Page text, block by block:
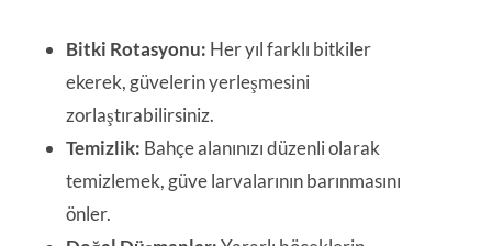
Bitki Rotasyonu: Her yıl farklı bitkiler
ekerek, güvelerin yerleşmesini
zorlaştırabilirsiniz.
Temizlik: Bahçe alanınızı düzenli olarak
temizlemek, güve larvalarının barınmasını
önler.